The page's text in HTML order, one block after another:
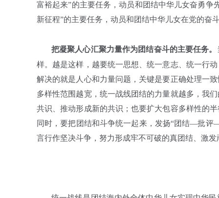
富裕起来”的主要任务，动员和团结中华儿女奋勇
新征程”的主要任务，动员和团结中华儿女在党的奋
把凝聚人心汇聚力量作为团结奋斗的主要任务。
样。越是这样，越要统一思想、统一意志、统一行
解决的就是人心和力量问题，关键是要正确处理一
多样性范围越宽，统一战线团结的力量就越多，我
共识、推动形成新的共识；也要扩大包容多样性的
同时，要把团结和斗争统一起来，发扬“团结—批评
言行作坚决斗争，努力形成牢不可破的真团结、激